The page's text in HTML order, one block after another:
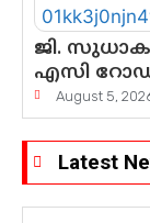
ജി.
എസി
ഉയരുന്നത്
August 5,
Latest